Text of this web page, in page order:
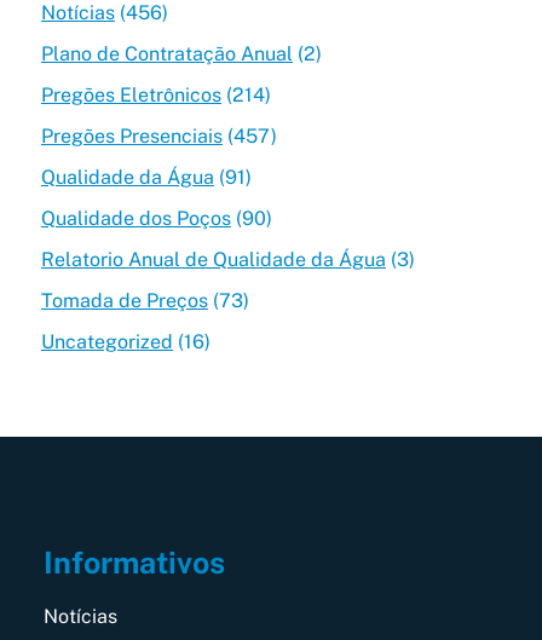
Notícias(456)
Plano de Contratação Anual (2)
Pregões Eletrônicos(214)
Pregões Presenciais(457)
Qualidade da Água (91)
Qualidade dos Poços(90)
Relatorio Anual de Qualidade da Água (3)
Tomada de Preços(73)
Uncategorized (16)
Informativos
Notícias